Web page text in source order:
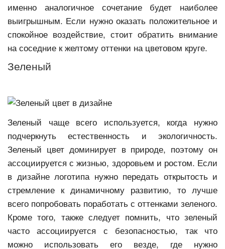
именно аналогичное сочетание будет наиболее
выигрышным. Если нужно оказать положительное и
спокойное воздействие, стоит обратить внимание
на соседние к желтому оттенки на цветовом круге.
Зеленый
Зеленый чаще всего используется, когда нужно
подчеркнуть естественность и экологичность.
Зеленый цвет доминирует в природе, поэтому он
ассоциируется с жизнью, здоровьем и ростом. Если
в дизайне логотипа нужно передать открытость и
стремление к динамичному развитию, то лучше
всего попробовать поработать с оттенками зеленого.
Кроме того, также следует помнить, что зеленый
часто ассоциируется с безопасностью, так что
можно использовать его везде, где нужно